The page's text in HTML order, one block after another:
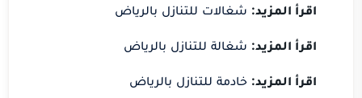
اقرأ المزيد: شغالات للتنازل بالرياض
اقرأ المزيد: شغالة للتنازل بالرياض
اقرأ المزيد: خادمة للتنازل بالرياض